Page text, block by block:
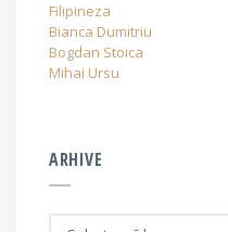
Filipineza
Bianca Dumitriu
Bogdan Stoica
Mihai Ursu
ARHIVE